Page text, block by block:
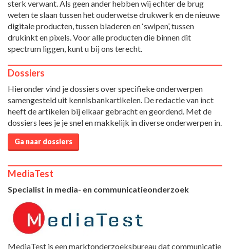
sterk verwant. Als geen ander hebben wij echter de brug
weten te slaan tussen het ouderwetse drukwerk en de nieuwe
digitale producten, tussen bladeren en ‘swipen’, tussen
drukinkt en pixels. Voor alle producten die binnen dit
spectrum liggen, kunt u bij ons terecht.
Dossiers
Hieronder vind je dossiers over specifieke onderwerpen
samengesteld uit kennisbankartikelen. De redactie van inct
heeft de artikelen bij elkaar gebracht en geordend. Met de
dossiers lees je je snel en makkelijk in diverse onderwerpen in.
Ga naar dossiers
MediaTest
Specialist in media- en communicatieonderzoek
MediaTest is een marktonderzoeksbureau dat communicatie